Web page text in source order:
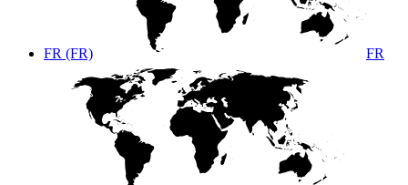
FR (FR) FR